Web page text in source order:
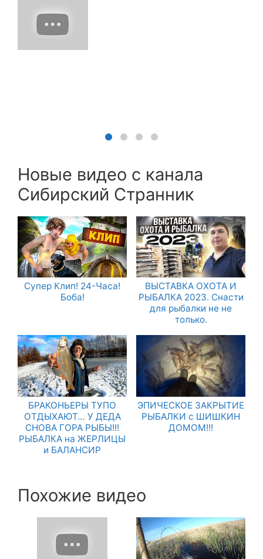
Новые видео с канала
Сибирский Странник
Супер Клип! 24-Часа!
Боба!
ВЫСТАВКА ОХОТА И
РЫБАЛКА 2023. Снасти
для рыбалки не не
только.
БРАКОНЬЕРЫ ТУПО
ОТДЫХАЮТ… У ДЕДА
СНОВА ГОРА РЫБЫ!!!
РЫБАЛКА на ЖЕРЛИЦЫ
и БАЛАНСИР
ЭПИЧЕСКОЕ ЗАКРЫТИЕ
РЫБАЛКИ с ШИШКИН
ДОМОМ!!!
Похожие видео